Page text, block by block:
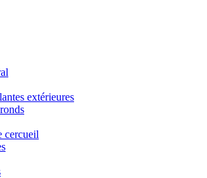
extérieures
cercueil